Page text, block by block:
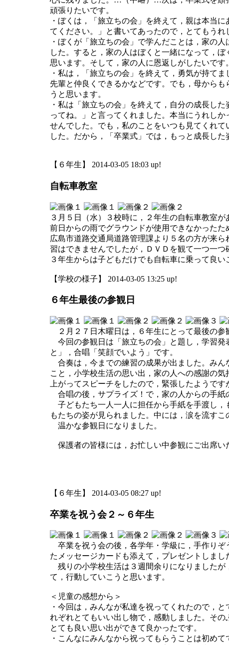
頑張りたいです。
・ぼくは，「旅立ちの会」を終えて，親は本当
てください。」と書いてあったので，とてもうれ
・ぼくが「旅立ちの会」で学んだことは，家の
した。すると，家の人はぼくと一緒になって，
思います。そして，家の人に恩返しがしたいです。
・私は，「旅立ちの会」を終えて，勇気が持て
先輩と仲良くできるかなどです。でも，母から
うと思います。
・私は「旅立ちの会」を終えて，自分の成長し
ってね。」と言ってくれました。本当にうれし
せんでした。でも，私のことをいつも見てくれ
した。だから，「卒業式」では，もっと成長した
【６年生】 2014-03-05 18:03 up!
自転車教室
３月５日（水）３校時に，２年生の自転車教室が
前日からの雨でグラウンドが使用できなかったた
広島市道路交通局道路管理課より５名の方が来
習はできませんでしたが，ＤＶＤを観て一つ一つ
３年生からは子どもだけでも自転車に乗って良
【学校の様子】 2014-03-05 13:25 up!
６年生最後の参観日
２月２７日木曜日は，６年生にとって最後の参
今回の参観日は「旅立ちの会」と題し，学習発
と」，合唱「笑顔でいよう」です。
合奏は，今までの練習の成果が出ました。みん
こと，小学校生活の思い出，家の人への感謝の
上がってスピーチをしたので，緊張したようで
合唱の後，サプライズ！で，家の人からの手紙
子どもたち一人一人に担任から手紙を手渡し，
もたちの姿が見られました。中には，涙を流す
温かな参観日になりました。
保護者の皆様には，お忙しい中参観にご出席い
「６年生最後の参
【６年生】 2014-03-05 08:27 up!
卒業を祝う会２～６年生
卒業を祝う会の後，各学年・学級に，手作りぞ
たメッセージカードも添えて，プレゼントしまし
残りの小学校生活は３週間余りになりましたが
て，行動していこうと思います。
＜児童の感想から＞
・今回は，みんなが私達を祝ってくれたので，
れぞれとてもいい出し物で，感動しました。そ
とても良い思い出ができて良かったです。
・こんなにみんなから祝ってもらうことは初め